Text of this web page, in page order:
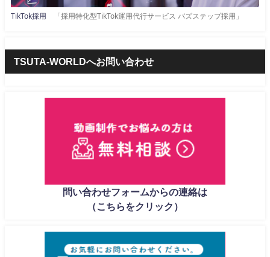
TikTok採用 「採用特化型TikTok運用代行サービス バズステップ採用」
TSUTA-WORLDへお問い合わせ
問い合わせフォームからの連絡は
（こちらをクリック）